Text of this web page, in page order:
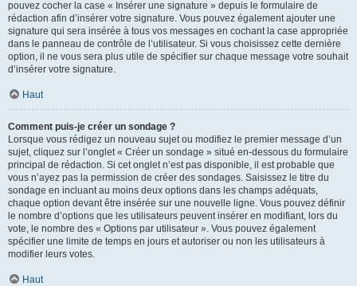
pouvez cocher la case « Insérer une signature » depuis le formulaire de
rédaction afin d’insérer votre signature. Vous pouvez également ajouter une
signature qui sera insérée à tous vos messages en cochant la case appropriée
dans le panneau de contrôle de l’utilisateur. Si vous choisissez cette dernière
option, il ne vous sera plus utile de spécifier sur chaque message votre souhait
d’insérer votre signature.
Haut
Comment puis-je créer un sondage ?
Lorsque vous rédigez un nouveau sujet ou modifiez le premier message d’un
sujet, cliquez sur l’onglet « Créer un sondage » situé en-dessous du formulaire
principal de rédaction. Si cet onglet n’est pas disponible, il est probable que
vous n’ayez pas la permission de créer des sondages. Saisissez le titre du
sondage en incluant au moins deux options dans les champs adéquats,
chaque option devant être insérée sur une nouvelle ligne. Vous pouvez définir
le nombre d’options que les utilisateurs peuvent insérer en modifiant, lors du
vote, le nombre des « Options par utilisateur ». Vous pouvez également
spécifier une limite de temps en jours et autoriser ou non les utilisateurs à
modifier leurs votes.
Haut